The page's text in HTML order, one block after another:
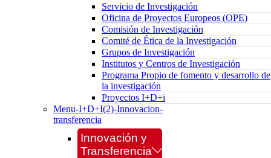
Servicio de Investigación
Oficina de Proyectos Europeos (OPE)
Comisión de Investigación
Comité de Ética de la Investigación
Grupos de Investigación
Institutos y Centros de Investigación
Programa Propio de fomento y desarrollo de
la investigación
Proyectos I+D+i
Menu-I+D+I(2)-Innovacion-
transferencia
Innovación y
Transferencia